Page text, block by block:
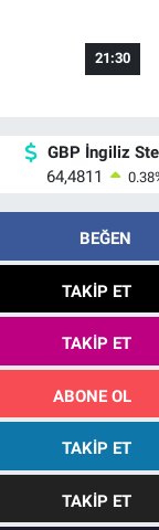
21:30
GBP İngiliz
64,4811
0.38
BEĞEN
TAKIP ET
TAKIP ET
ABONE OL
TAKIP ET
TAKIP ET